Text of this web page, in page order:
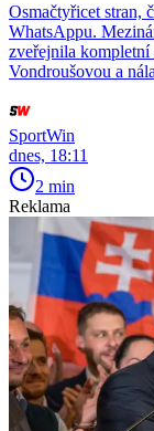
Osmačtyřicet stran,
WhatsAppu.
zveřejnila kompletní
Vondroušovou a
SportWin
dnes, 18:11
2 min
Reklama